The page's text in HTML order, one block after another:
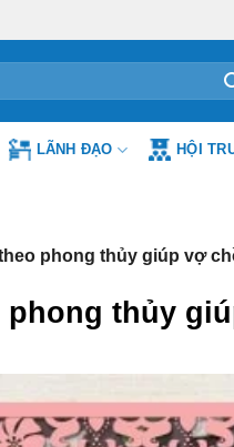
LÃNH ĐẠO HỘI
phong thủy giúp vợ
thủy